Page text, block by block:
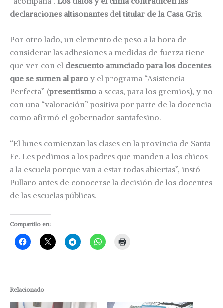
declaraciones altisonantes del titular de la Casa Gris.
Por otro lado, un elemento de peso a la hora de
considerar las adhesiones a medidas de fuerza tiene
que ver con el descuento anunciado para los docentes
que se sumen al paro y el programa “Asistencia
Perfecta” (presentismo a secas, para los gremios), y no
con una “valoración” positiva por parte de la docencia
como afirmó el gobernador santafesino.
“El lunes comienzan las clases en la provincia de Santa
Fe. Les pedimos a los padres que manden a los chicos
a la escuela porque van a estar todas abiertas”, instó
Pullaro antes de conocerse la decisión de los docentes
de las escuelas públicas.
Compartilo en:
Relacionado